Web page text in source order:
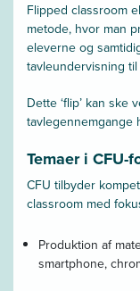
Flipped classroom
metode, hvor man
eleverne og
tavleundervisning
Dette ‘flip’ kan
tavlegennemgange
Temaer i CFU-
CFU tilbyder
classroom med
Produktion af
smartphone,